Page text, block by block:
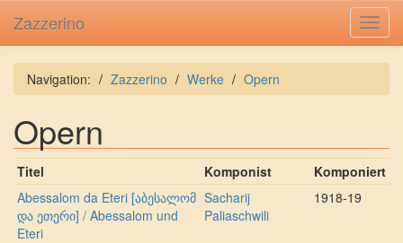
Zazzerino
Navigation: Zazzerino Werke Opern
Opern
Titel Komponist
Komponiert
Abessalom da Eteri [აბესალომ
და ეთერი] / Abessalom und
Eteri
Sacharij
Paliaschwili
1918-19